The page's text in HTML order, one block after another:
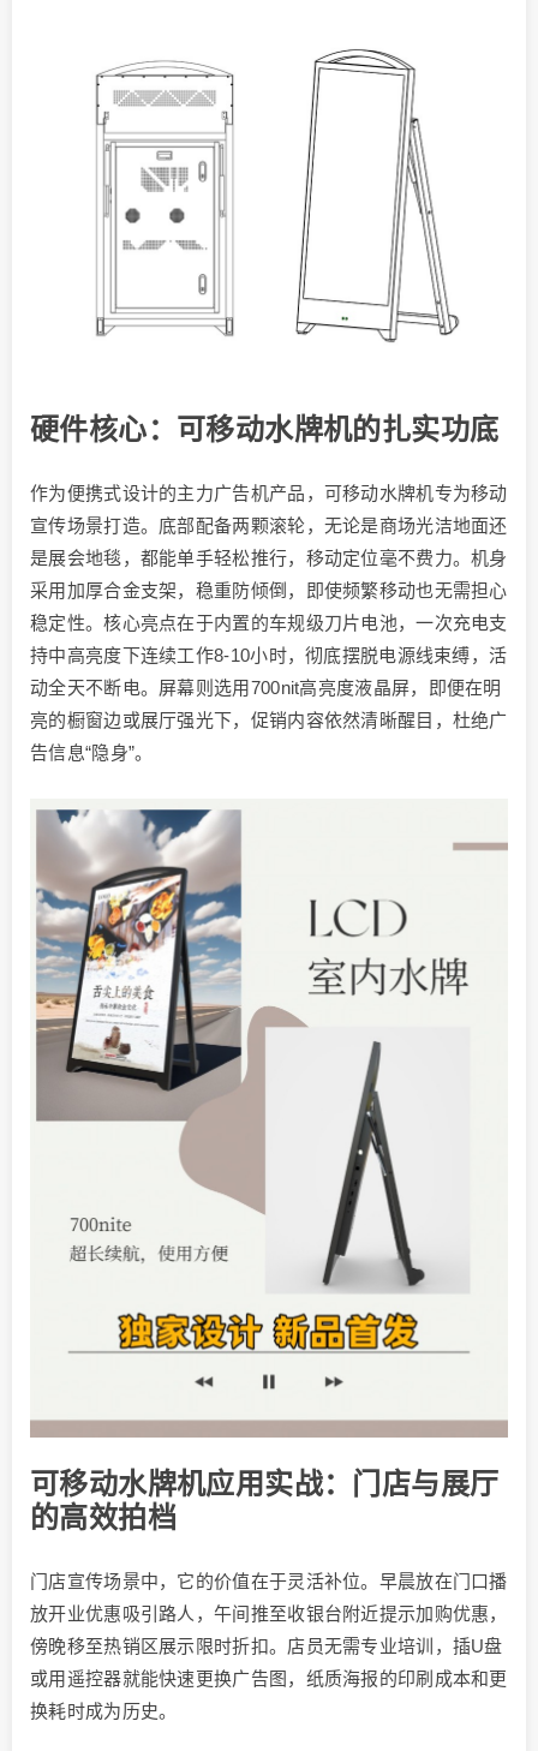
硬件核心：可移动水牌机的扎实功底
作为便携式设计的主力广告机产品，可移动水牌机专为移动
宣传场景打造。底部配备两颗滚轮，无论是商场光洁地面还
是展会地毯，都能单手轻松推行，移动定位毫不费力。机身
采用加厚合金支架，稳重防倾倒，即使频繁移动也无需担心
稳定性。核心亮点在于内置的车规级刀片电池，一次充电支
持中高亮度下连续工作8-10小时，彻底摆脱电源线束缚，活
动全天不断电。屏幕则选用700nit高亮度液晶屏，即便在明
亮的橱窗边或展厅强光下，促销内容依然清晰醒目，杜绝广
告信息“隐身”。
可移动水牌机应用实战：门店与展厅
的高效拍档
门店宣传场景中，它的价值在于灵活补位。早晨放在门口播
放开业优惠吸引路人，午间推至收银台附近提示加购优惠，
傍晚移至热销区展示限时折扣。店员无需专业培训，插U盘
或用遥控器就能快速更换广告图，纸质海报的印刷成本和更
换耗时成为历史。